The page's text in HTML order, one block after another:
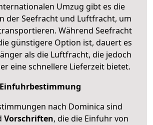
Umzug gibt es die
der Seefracht und Luftfracht, um
Während Seefracht
günstigere Option ist, dauert es
als die Luftfracht, die jedoch
eine schnellere Lieferzeit bietet.
Einfuhrbestimmung
nach Dominica sind
Vorschriften, die die Einfuhr von